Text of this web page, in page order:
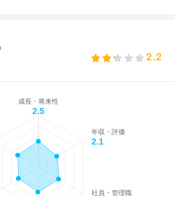
2.2
成長・将来性
2.5
年収・評価
2.1
社員・管理職